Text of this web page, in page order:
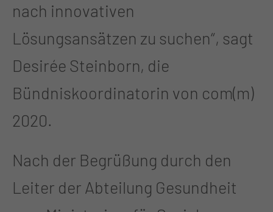
nach innovativen
Lösungsansätzen zu suchen“, sagt
Desirée Steinborn, die
Bündniskoordinatorin von com(m)
2020.
Nach der Begrüßung durch den
Leiter der Abteilung Gesundheit